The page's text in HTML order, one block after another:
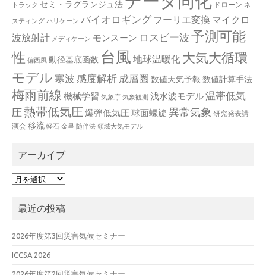
トラック セミ・ラグランジュ法 ドローン ネ
スティング ハリケーン バイオロギング フーリエ変換 マイクロ
波放射計 メディケーン モンスーン ロスビー波 予測可能
性 偏西風 動径基底函数 台風 地球温暖化 大気大循環
モデル 寒波 感度解析 成層圏 数値天気予報 数値計算手法
梅雨前線 機械学習 気象庁 気象観測 浅水波モデル温帯低気
圧 熱帯低気圧爆弾低気圧球面螺旋 異常気象 研究発表講
演会 移流 軽石 金星 随伴法 領域大気モデル
アーカイブ
ア
イ最近の投稿
2026年度第3回災害気候セミナー
ICCSA 2026